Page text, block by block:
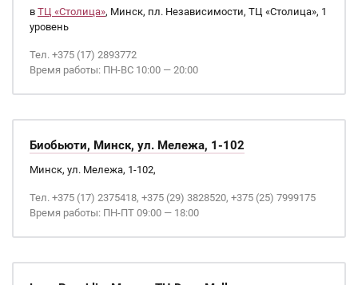
в ТЦ «Столица», Минск, пл. Независимости, ТЦ «Столица», 1
уровень
Тел. +375 (17) 2893772
Время работы: ПН-ВС 10:00 — 20:00
Биобьюти, Минск, ул. Мележа, 1-102
Минск, ул. Мележа, 1-102,
Тел. +375 (17) 2375418, +375 (29) 3828520, +375 (25) 7999175
Время работы: ПН-ПТ 09:00 — 18:00